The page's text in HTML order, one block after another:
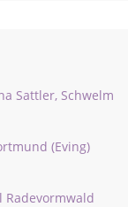
Sattler, Schwelm
(Eving)
Radevormwald